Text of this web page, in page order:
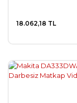
18.062,18 TL